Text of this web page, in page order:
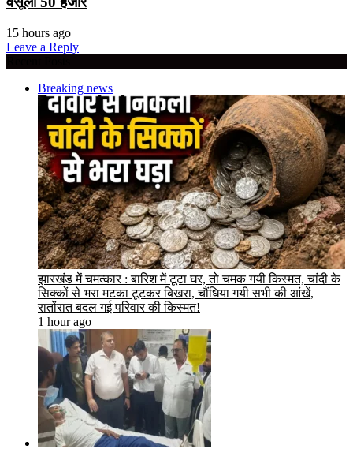
15 hours ago
Leave a Reply
Breaking news
झारखंड में चमत्कार : बारिश में टूटा घर, तो चमक गयी किस्मत, चांदी के
सिक्कों से भरा मटका टूटकर बिखरा, चौंधिया गयी सभी की आंखें,
रातोंरात बदल गई परिवार की किस्मत!
1 hour ago